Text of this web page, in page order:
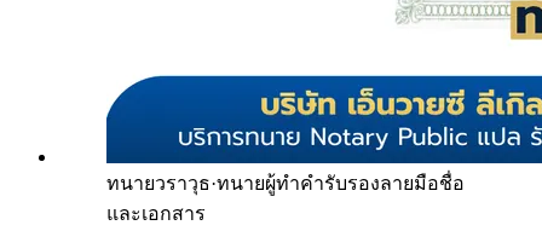
ทนายวราวุธ·ทนายผู้ทำคำรับรองลายมือชื่อ
และเอกสาร